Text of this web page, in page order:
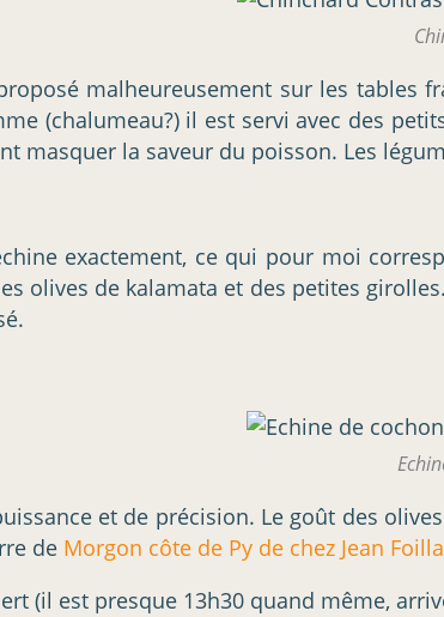
malheureusement sur les tables
(chalumeau?) il est servi avec des
masquer la saveur du poisson. Les
exactement, ce qui pour moi
olives de kalamata et des petites
et de précision. Le goût des
de Morgon côte de Py de chez Jean
(il est presque 13h30 quand même,